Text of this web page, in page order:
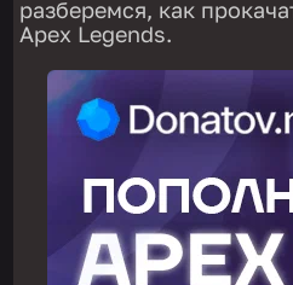
разберемся, как
Apex Legends.